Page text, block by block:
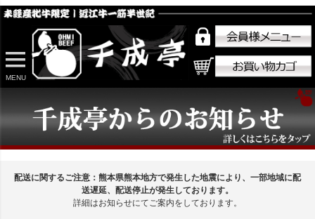
MENU
配送に関するご注意：熊本県熊本地方で発生した地震により、一部地域に配
送遅延、配送停止が発生しております。
詳細はお知らせにてご案内をしております。